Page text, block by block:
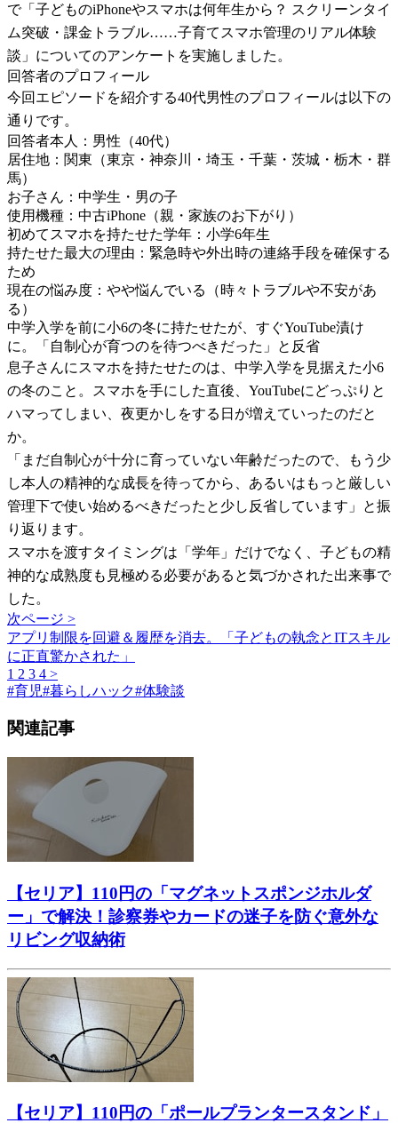
で「子どものiPhoneやスマホは何年生から？ スクリーンタイ
ム突破・課金トラブル……子育てスマホ管理のリアル体験
談」についてのアンケートを実施しました。
回答者のプロフィール
今回エピソードを紹介する40代男性のプロフィールは以下の
通りです。
回答者本人：男性（40代）
居住地：関東（東京・神奈川・埼玉・千葉・茨城・栃木・群
馬）
お子さん：中学生・男の子
使用機種：中古iPhone（親・家族のお下がり）
初めてスマホを持たせた学年：小学6年生
持たせた最大の理由：緊急時や外出時の連絡手段を確保する
ため
現在の悩み度：やや悩んでいる（時々トラブルや不安があ
る）
中学入学を前に小6の冬に持たせたが、すぐYouTube漬け
に。「自制心が育つのを待つべきだった」と反省
息子さんにスマホを持たせたのは、中学入学を見据えた小6
の冬のこと。スマホを手にした直後、YouTubeにどっぷりと
ハマってしまい、夜更かしをする日が増えていったのだと
か。
「まだ自制心が十分に育っていない年齢だったので、もう少
し本人の精神的な成長を待ってから、あるいはもっと厳しい
管理下で使い始めるべきだったと少し反省しています」と振
り返ります。
スマホを渡すタイミングは「学年」だけでなく、子どもの精
神的な成熟度も見極める必要があると気づかされた出来事で
した。
次ページ >
アプリ制限を回避＆履歴を消去。「子どもの執念とITスキル
に正直驚かされた」
1 2 3 4 >
#育児#暮らしハック#体験談
関連記事
【セリア】110円の「マグネットスポンジホルダ
ー」で解決！診察券やカードの迷子を防ぐ意外な
リビング収納術
【セリア】110円の「ポールプランタースタンド」